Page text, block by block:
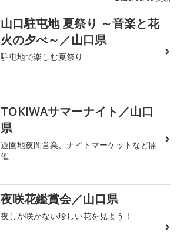
山口駐屯地 夏祭り ～音楽と花
火の夕べ～／山口県
駐屯地で楽しむ夏祭り
TOKIWAサマーナイト／山口
県
遊園地夜間営業、ナイトマーケットなど開
催
夜咲花鑑賞会／山口県
夜しか咲かない珍しい花を見よう！